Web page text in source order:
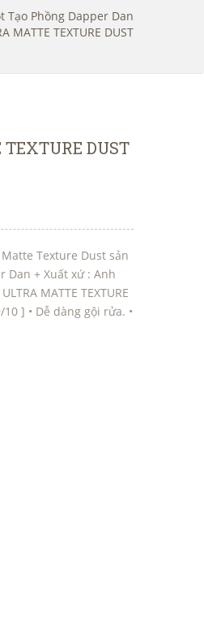
Tạo Phồng Dapper Dan
MATTE TEXTURE DUST
DUST
Matte Texture Dust sản
Dan + Xuất xứ : Anh
MATTE TEXTURE
] • Dễ dàng gội rửa. •